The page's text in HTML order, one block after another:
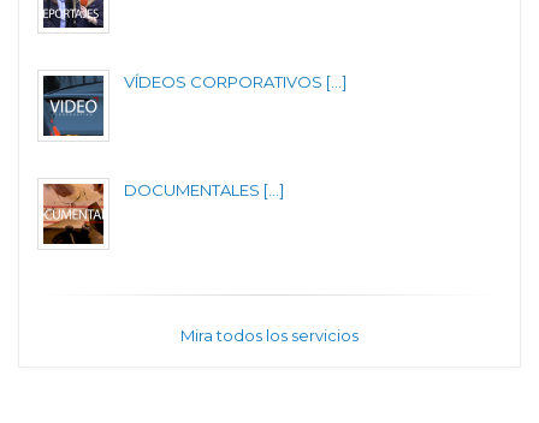
VÍDEOS CORPORATIVOS [...]
DOCUMENTALES [...]
Mira todos los servicios